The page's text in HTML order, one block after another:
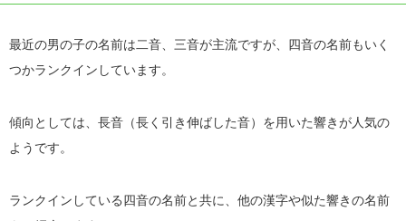
最近の男の子の名前は二音、三音が主流ですが、四音の名前もいく
つかランクインしています。
傾向としては、長音（長く引き伸ばした音）を用いた響きが人気の
ようです。
ランクインしている四音の名前と共に、他の漢字や似た響きの名前